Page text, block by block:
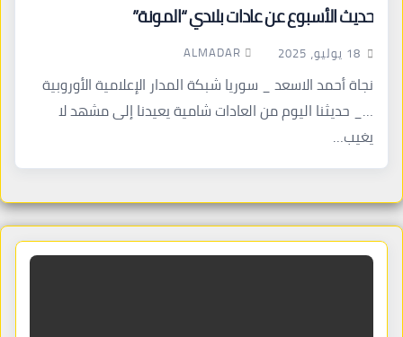
حديث الأسبوع عن عادات بلادي “المونة”
18 يوليو، 2025 ALMADAR
نجاة أحمد الاسعد _ سوريا شبكة المدار الإعلامية الأوروبية
…_ حديثنا اليوم من العادات شامية يعيدنا إلى مشهد لا
يغيب…